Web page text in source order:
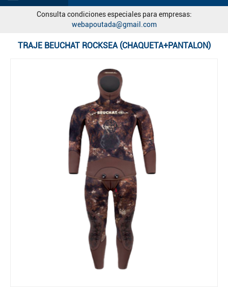
Consulta condiciones especiales para empresas:
webapoutada@gmail.com
TRAJE BEUCHAT ROCKSEA (CHAQUETA+PANTALON)